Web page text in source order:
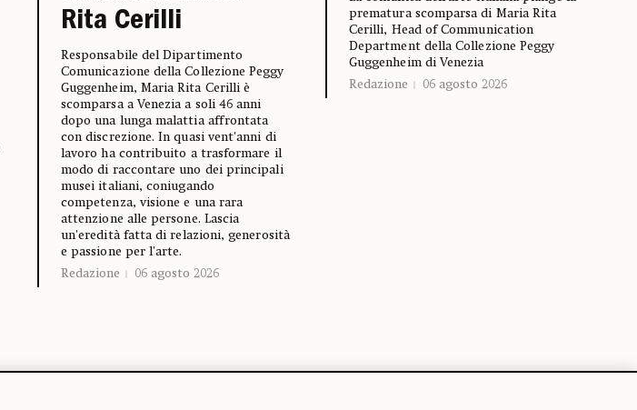
Rita Cerilli
Responsabile del Dipartimento
Comunicazione della Collezione Peggy
Guggenheim, Maria Rita Cerilli è
scomparsa a Venezia a soli 46 anni
dopo una lunga malattia affrontata
con discrezione. In quasi vent'anni di
lavoro ha contribuito a trasformare il
modo di raccontare uno dei principali
musei italiani, coniugando
competenza, visione e una rara
attenzione alle persone. Lascia
un'eredità fatta di relazioni, generosità
e passione per l'arte.
Redazione
06 agosto 2026
prematura scomparsa di Maria Rita
Cerilli, Head of Communication
Department della Collezione Peggy
Guggenheim di Venezia
Redazione
06 agosto 2026